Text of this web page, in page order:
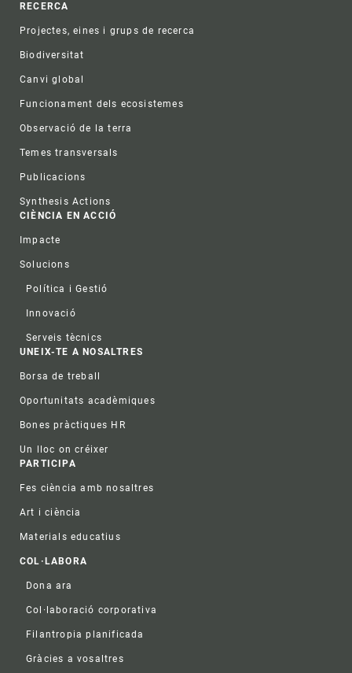
RECERCA
Projectes, eines i grups de recerca
Biodiversitat
Canvi global
Funcionament dels ecosistemes
Observació de la terra
Temes transversals
Publicacions
Synthesis Actions
CIÈNCIA EN ACCIÓ
Impacte
Solucions
Política i Gestió
Innovació
Serveis tècnics
UNEIX-TE A NOSALTRES
Borsa de treball
Oportunitats acadèmiques
Bones pràctiques HR
Un lloc on créixer
PARTICIPA
Fes ciència amb nosaltres
Art i ciència
Materials educatius
COL·LABORA
Dona ara
Col·laboració corporativa
Filantropia planificada
Gràcies a vosaltres